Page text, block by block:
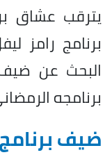
برنامج رامز
البحث عن ضيف
برنامجه
ضيف